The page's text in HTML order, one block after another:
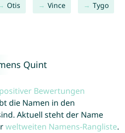
Otis Vince Tygo
Quint
Bewertungen
die Namen in den
Aktuell steht der Name
weltweiten Namens-Rangliste.